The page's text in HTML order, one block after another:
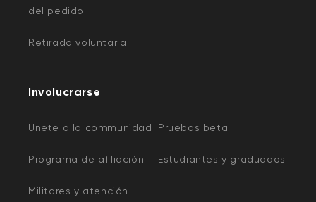
del pedido
Retirada voluntaria
Involucrarse
Unete a la communidad Pruebas beta
Programa de afiliación Estudiantes y graduados
Militares y atención